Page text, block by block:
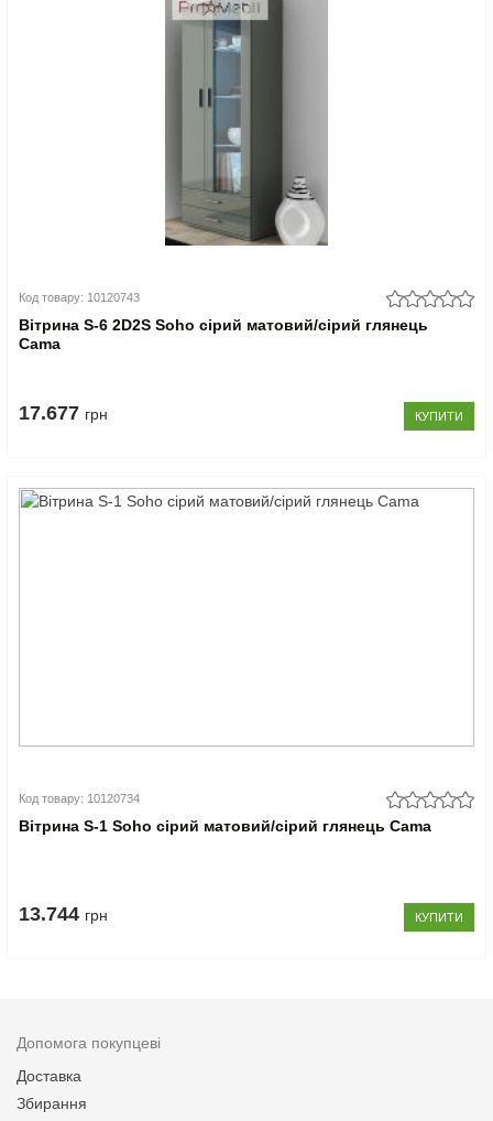
Код товару: 10120743
Вітрина S-6 2D2S Soho сірий матовий/сірий глянець
Cama
17.677 грн КУПИТИ
Код товару: 10120734
Вітрина S-1 Soho сірий матовий/сірий глянець Cama
13.744 грн КУПИТИ
Допомога покупцеві
Доставка
Збирання